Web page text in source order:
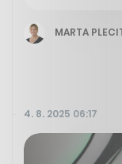
MARTA
4. 8. 2025 06:17